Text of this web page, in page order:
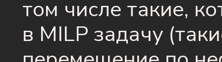
том числе такие,
в MILP задачу